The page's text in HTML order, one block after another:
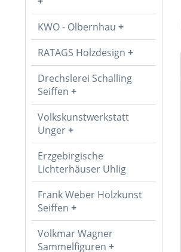
KWO - Olbernhau
RATAGS Holzdesign
Drechslerei Schalling
Seiffen
Volkskunstwerkstatt
Unger
Erzgebirgische
Lichterhäuser Uhlig
Frank Weber Holzkunst
Seiffen
Volkmar Wagner
Sammelfiguren